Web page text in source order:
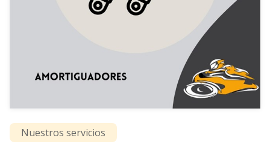
Nuestros servicios